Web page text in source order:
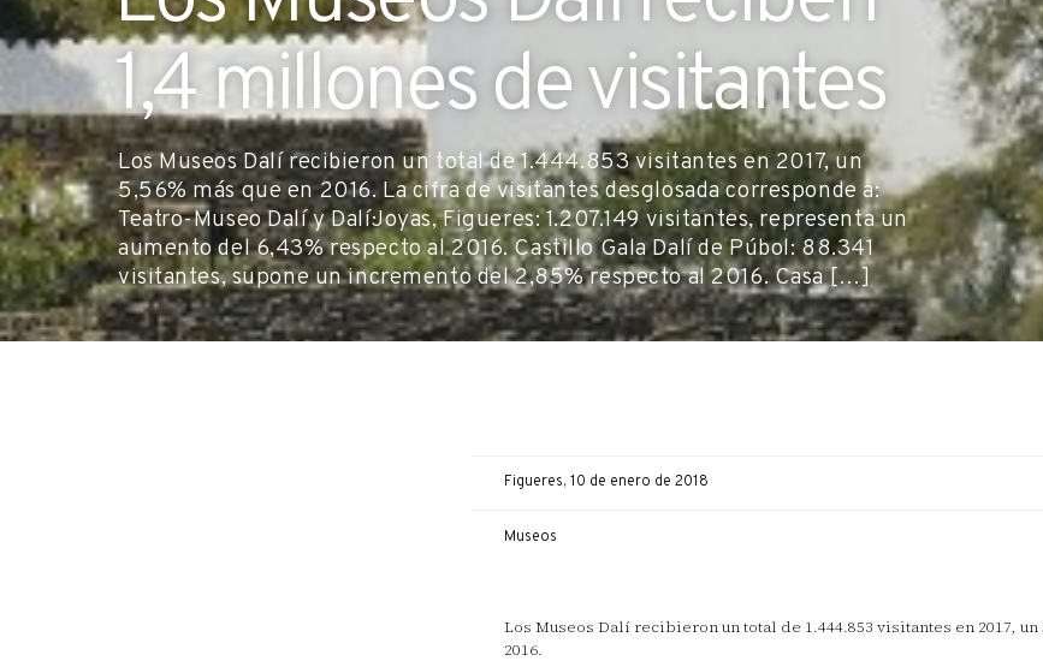
1,4 millones de visitantes
Los Museos Dalí recibieron un total de 1.444.853 visitantes en 2017, un
5,56% más que en 2016. La cifra de visitantes desglosada corresponde a:
Teatro-Museo Dalí y Dalí·Joyas, Figueres: 1.207.149 visitantes, representa un
aumento del 6,43% respecto al 2016. Castillo Gala Dalí de Púbol: 88.341
visitantes, supone un incremento del 2,85% respecto al 2016. Casa […]
Figueres, 10 de enero de 2018
Museos
Los Museos Dalí recibieron un total de 1.444.853 visitantes en 2017, un
2016.